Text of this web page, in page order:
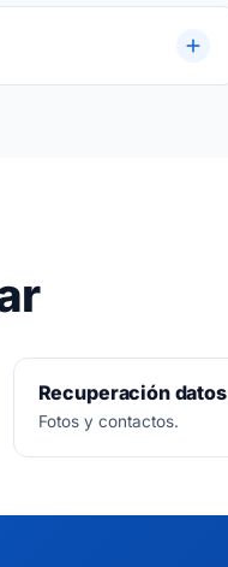
Recuperación datos
Fotos y contactos.